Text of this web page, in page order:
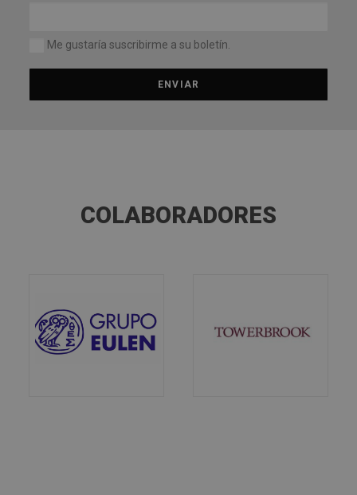
Me gustaría suscribirme a su boletín.
COLABORADORES